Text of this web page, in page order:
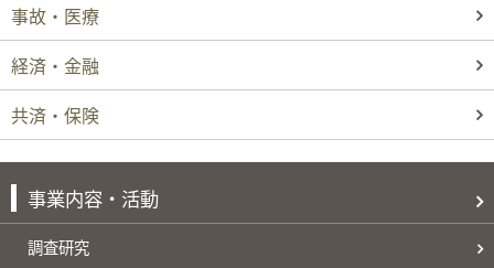
事故・医療
経済・金融
共済・保険
事業内容・活動
調査研究